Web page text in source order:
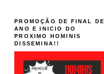
PROMOÇÃO DE FINAL DE
ANO E INICIO DO
PROXIMO HOMINIS
DISSEMINA!!